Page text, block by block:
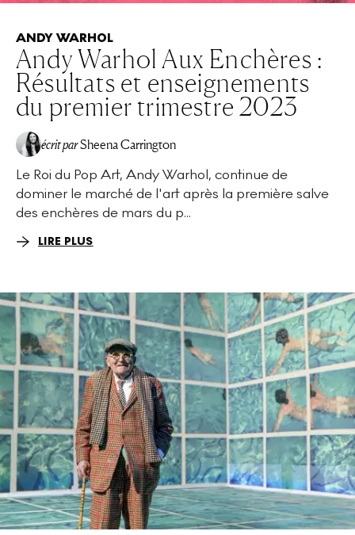
ANDY WARHOL
Andy Warhol Aux Enchères :
Résultats et enseignements
du premier trimestre 2023
écrit parSheena Carrington
Le Roi du Pop Art, Andy Warhol, continue de
dominer le marché de l'art après la première salve
des enchères de mars du p...
LIRE PLUS